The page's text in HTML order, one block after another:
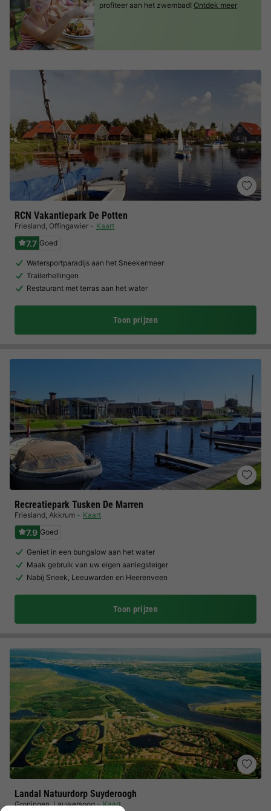
RCN Vakantiepark De Potten
Friesland, Offingawier Kaart
7.7 Goed
Watersportparadijs aan het Sneekermeer
Trailerhellingen
Restaurant met terras aan het water
Toon prijzen
Recreatiepark Tusken De Marren
Friesland, Akkrum Kaart
7.9 Goed
Geniet in een bungalow aan het water
Maak gebruik van uw eigen aanlegsteiger
Nabij Sneek, Leeuwarden en Heerenveen
Toon prijzen
Landal Natuurdorp Suyderoogh
Groningen,Lauwersoog Kaart
profiteer aan het zwembad! Ontdek meer